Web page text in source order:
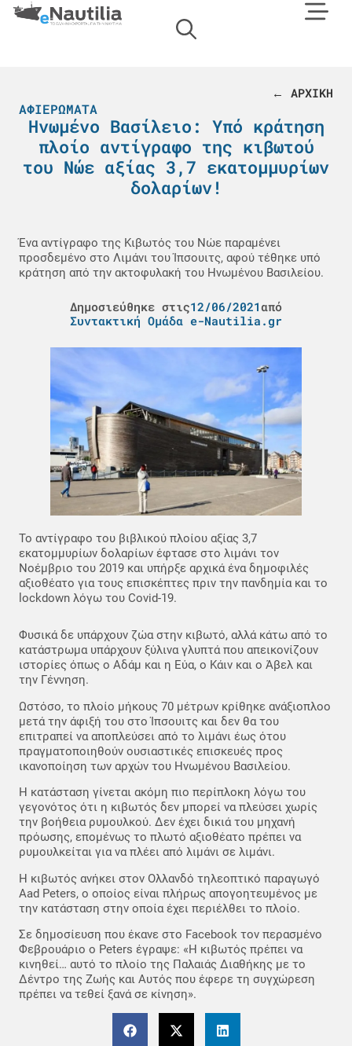
← ΑΡΧΙΚΗ
ΑΦΙΕΡΏΜΑΤΑ
Ηνωμένο Βασίλειο: Υπό κράτηση
πλοίο αντίγραφο της κιβωτού
του Νώε αξίας 3,7 εκατομμυρίων
δολαρίων!
Ένα αντίγραφο της Κιβωτός του Νώε παραμένει
προσδεμένο στο Λιμάνι του Ίπσουιτς, αφού τέθηκε υπό
κράτηση από την ακτοφυλακή του Ηνωμένου Βασιλείου.
Δημοσιεύθηκε στις12/06/2021από
Συντακτική Ομάδα e-Nautilia.gr
Το αντίγραφο του βιβλικού πλοίου αξίας 3,7
εκατομμυρίων δολαρίων έφτασε στο λιμάνι τον
Νοέμβριο του 2019 και υπήρξε αρχικά ένα δημοφιλές
αξιοθέατο για τους επισκέπτες πριν την πανδημία και το
lockdown λόγω του Covid-19.
Φυσικά δε υπάρχουν ζώα στην κιβωτό, αλλά κάτω από το
κατάστρωμα υπάρχουν ξύλινα γλυπτά που απεικονίζουν
ιστορίες όπως ο Αδάμ και η Εύα, ο Κάιν και ο Άβελ και
την Γέννηση.
Ωστόσο, το πλοίο μήκους 70 μέτρων κρίθηκε ανάξιοπλοο
μετά την άφιξή του στο Ίπσουιτς και δεν θα του
επιτραπεί να αποπλεύσει από το λιμάνι έως ότου
πραγματοποιηθούν ουσιαστικές επισκευές προς
ικανοποίηση των αρχών του Ηνωμένου Βασιλείου.
Η κατάσταση γίνεται ακόμη πιο περίπλοκη λόγω του
γεγονότος ότι η κιβωτός δεν μπορεί να πλεύσει χωρίς
την βοήθεια ρυμουλκού. Δεν έχει δικιά του μηχανή
πρόωσης, επομένως το πλωτό αξιοθέατο πρέπει να
ρυμουλκείται για να πλέει από λιμάνι σε λιμάνι.
Η κιβωτός ανήκει στον Ολλανδό τηλεοπτικό παραγωγό
Aad Peters, ο οποίος είναι πλήρως απογοητευμένος με
την κατάσταση στην οποία έχει περιέλθει το πλοίο.
Σε δημοσίευση που έκανε στο Facebook τον περασμένο
Φεβρουάριο ο Peters έγραψε: «Η κιβωτός πρέπει να
κινηθεί… αυτό το πλοίο της Παλαιάς Διαθήκης με το
Δέντρο της Ζωής και Αυτός που έφερε τη συγχώρεση
πρέπει να τεθεί ξανά σε κίνηση».